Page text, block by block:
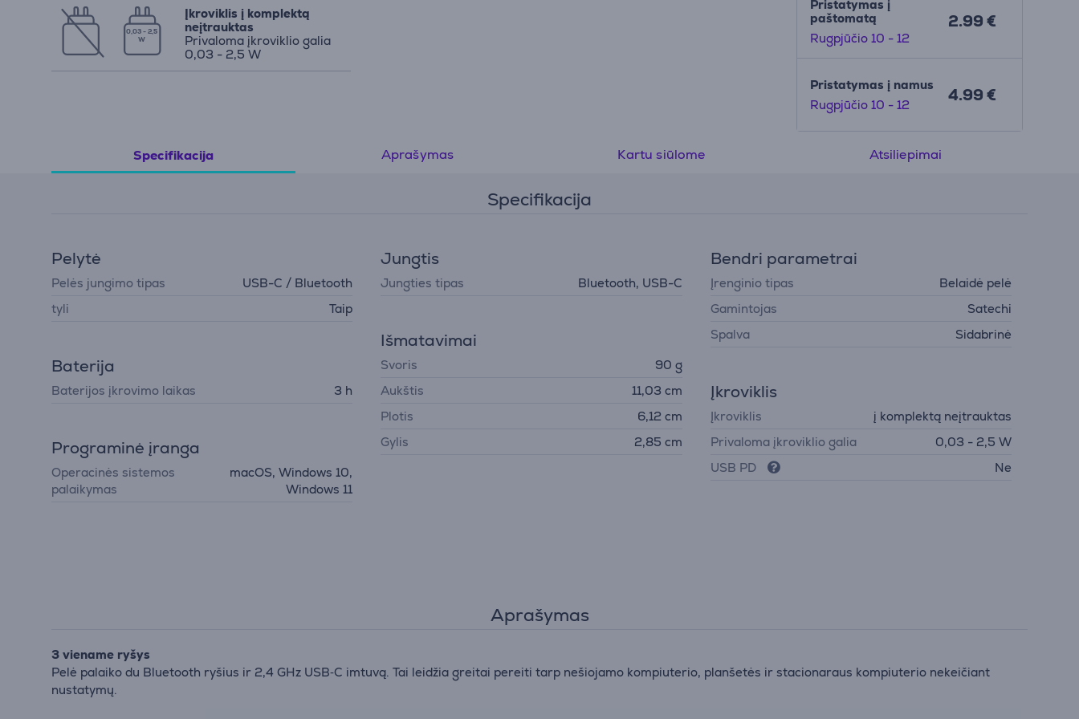
0,03 - 2,5
W
Įkroviklis į komplektą
neįtrauktas
Privaloma įkroviklio galia
0,03 - 2,5 W
Pristatymas į
paštomatą
Rugpjūčio 10 - 12
2.99 €
Pristatymas į namus
Rugpjūčio 10 - 12
4.99 €
Specifikacija Aprašymas Kartu siūlome Atsiliepimai
Specifikacija
Pelytė
Pelės jungimo tipas
USB-C / Bluetooth
tyli
Taip
Baterija
Baterijos įkrovimo laikas 3 h
Programinė įranga
Operacinės sistemos
palaikymas
macOS, Windows 10,
Windows 11
Jungtis
Jungties tipas Bluetooth, USB-C
Išmatavimai
Svoris
90 g
Aukštis
11,03 cm
Plotis
6,12 cm
Gylis
2,85 cm
Bendri parametrai
Įrenginio tipas
Belaidė pelė
Gamintojas
Satechi
Spalva
Sidabrinė
Įkroviklis
Įkroviklis
į komplektą neįtrauktas
Privaloma įkroviklio galia
0,03 - 2,5 W
USB PD
Ne
Aprašymas
3 viename ryšys
Pelė palaiko du Bluetooth ryšius ir 2,4 GHz USB‑C imtuvą. Tai leidžia greitai pereiti tarp nešiojamo kompiuterio, planšetės ir stacionaraus kompiuterio nekeičiant
nustatymų.